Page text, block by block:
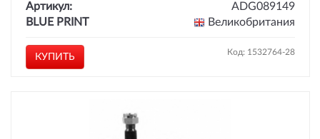
Артикул:
ADG089149
BLUE PRINT
Великобритания
КУПИТЬ Код: 1532764-28